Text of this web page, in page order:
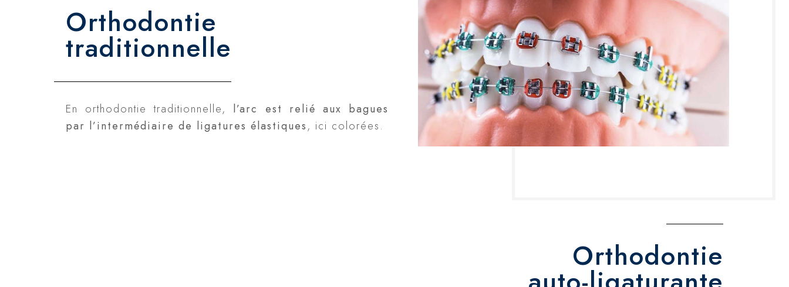
Orthodontie
traditionnelle
En orthodontie traditionnelle, l’arc est relié aux bagues
par l’intermédiaire de ligatures élastiques, ici colorées.
Orthodontie